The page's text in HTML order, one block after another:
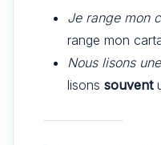
Je range mon
range mon
Nous lisons
lisons souvent